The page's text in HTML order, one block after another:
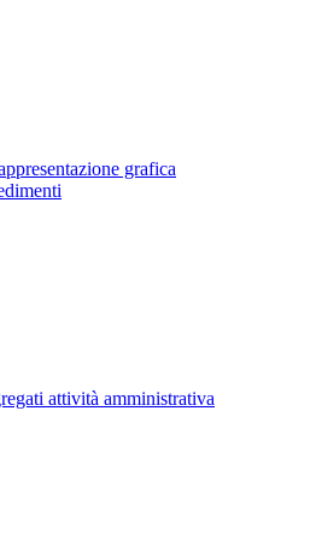
grafica
attività amministrativa